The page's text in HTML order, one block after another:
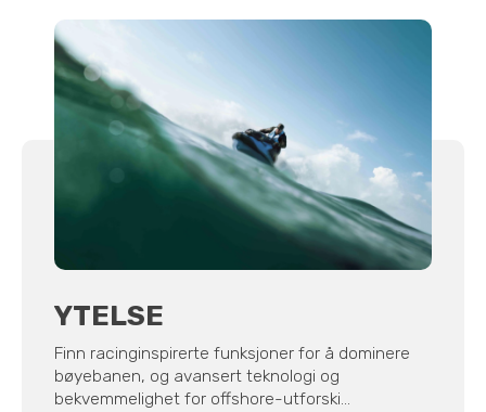
YTELSE
Finn racinginspirerte funksjoner for å dominere
bøyebanen, og avansert teknologi og
bekvemmelighet for offshore-utforski...